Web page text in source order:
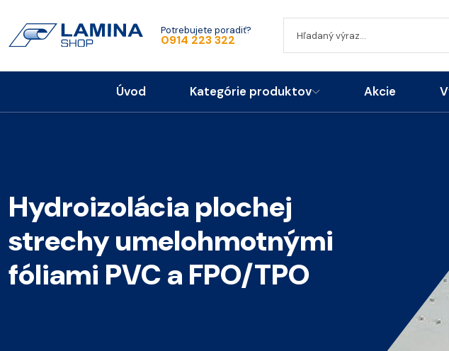
Potrebujete poradiť?
0914 223 322
Úvod Kategórie produktov Akcie
Hydroizolácia plochej
strechy umelohmotnými
fóliami PVC a FPO/TPO